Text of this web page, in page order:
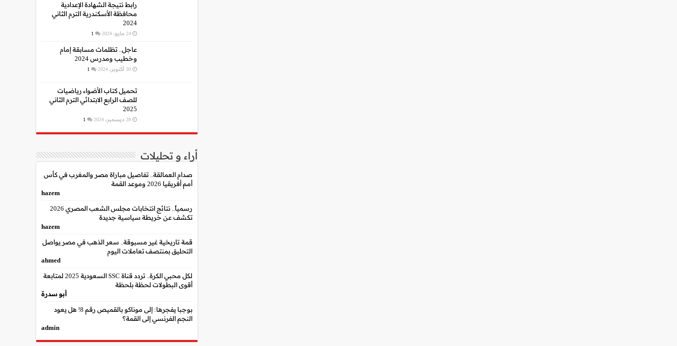
رابط نتيجة الشهادة الإعدادية
محافظة الأسكندرية الترم الثاني
2024
24 مايو، 2024 1
عاجل.. تظلمات مسابقة إمام
وخطيب ومدرس 2024
30 أكتوبر، 2024 1
تحميل كتاب الأضواء رياضيات
للصف الرابع الابتدائي الترم الثاني
2025
28 ديسمبر، 2024 1
أراء و تحليلات
صدام العمالقة.. تفاصيل مباراة مصر والمغرب في كأس
أمم أفريقيا 2026 وموعد القمة
hazem
رسمياً.. نتائج انتخابات مجلس الشعب المصري 2026
تكشف عن خريطة سياسية جديدة
hazem
قمة تاريخية غير مسبوقة.. سعر الذهب في مصر يواصل
التحليق بمنتصف تعاملات اليوم
ahmed
لكل محبي الكرة.. تردد قناة SSC السعودية 2025 لمتابعة
أقوى البطولات لحظة بلحظة
أبو سدرة
بوجبا يفجرها: إلى موناكو بالقميص رقم 8! هل يعود
النجم الفرنسي إلى القمة؟
admin